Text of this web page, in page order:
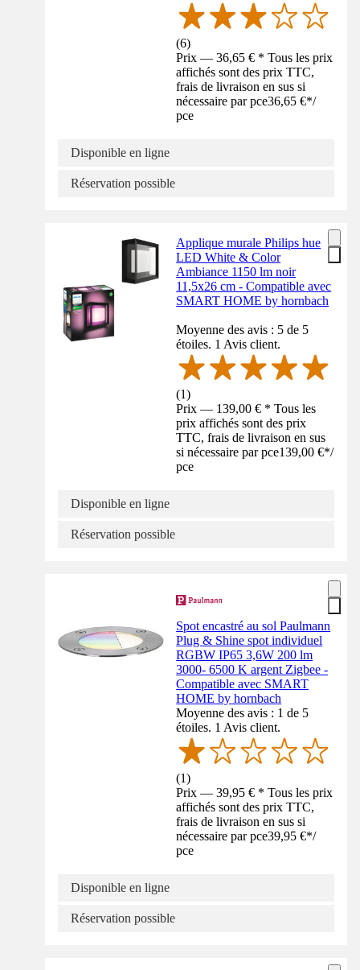
(6)
Prix — 36,65 € * Tous les prix
affichés sont des prix TTC,
frais de livraison en sus si
nécessaire par pce36,65 €*/
pce
Disponible en ligne
Réservation possible
Applique murale Philips hue
LED White & Color
Ambiance 1150 lm noir
11,5x26 cm - Compatible avec
SMART HOME by hornbach
Moyenne des avis : 5 de 5
étoiles. 1 Avis client.
(1)
Prix — 139,00 € * Tous les
prix affichés sont des prix
TTC, frais de livraison en sus
si nécessaire par pce139,00 €*/
pce
Disponible en ligne
Réservation possible
Spot encastré au sol Paulmann
Plug & Shine spot individuel
RGBW IP65 3,6W 200 lm
3000- 6500 K argent Zigbee -
Compatible avec SMART
HOME by hornbach
Moyenne des avis : 1 de 5
étoiles. 1 Avis client.
(1)
Prix — 39,95 € * Tous les prix
affichés sont des prix TTC,
frais de livraison en sus si
nécessaire par pce39,95 €*/
pce
Disponible en ligne
Réservation possible